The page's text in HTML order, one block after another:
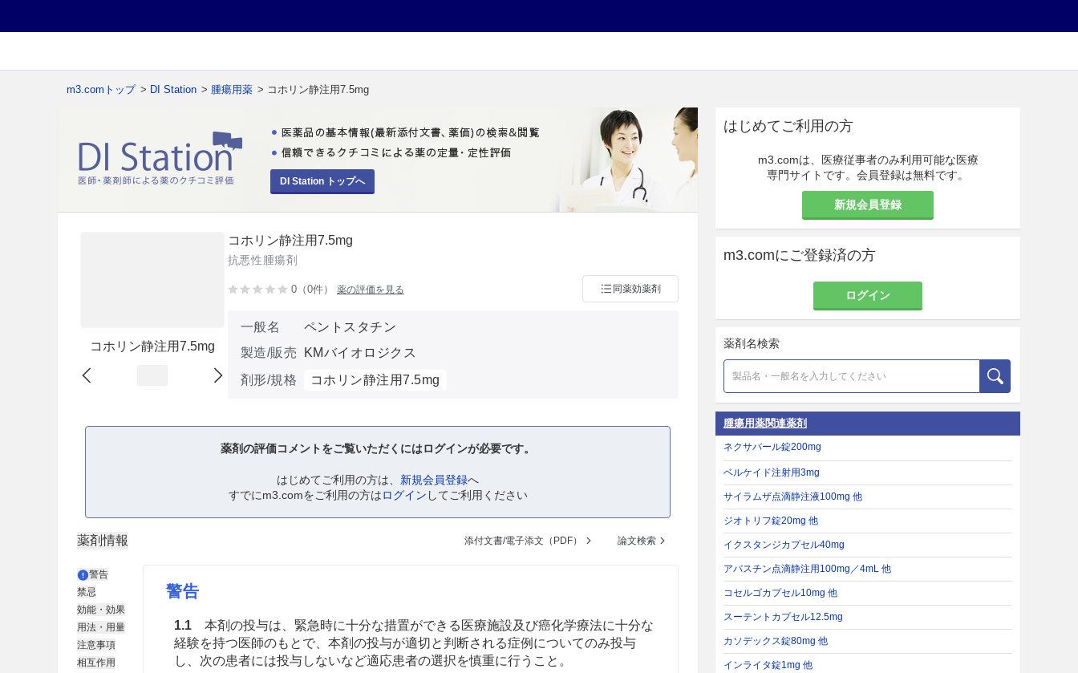
m3.comトップ > DI Station > 腫瘍用薬 > コホリン静注用7.5mg
DI Station トップへ
コホリン静注用7.5mg
コホリン静注用7.5mg
抗悪性腫瘍剤
0（0件） 薬の評価を見る 同薬効薬剤
一般名
ペントスタチン
製造/販売
KMバイオロジクス
剤形/規格
コホリン静注用7.5mg
薬剤の評価コメントをご覧いただくにはログインが必要です。
はじめてご利用の方は、 新規会員登録へ
すでにm3.comをご利用の方はログイン してご利用ください
薬剤情報 添付文書/電子添文（PDF） 論文検索
警告
禁忌
効能・効果
用法・用量
注意事項
相互作用
警告
1.1本剤の投与は、緊急時に十分な措置ができる医療施設及び癌化学療法に十分な
経験を持つ医師のもとで、本剤の投与が適切と判断される症例についてのみ投与
し、次の患者には投与しないなど適応患者の選択を慎重に行うこと。
はじめてご利用の方
m3.comは、医療従事者のみ利用可能な医療
専門サイトです。会員登録は無料です。
新規会員登録
m3.comにご登録済の方
ログイン
薬剤名検索
腫瘍用薬関連薬剤
ネクサバール錠200mg
ベルケイド注射用3mg
サイラムザ点滴静注液100mg 他
ジオトリフ錠20mg 他
イクスタンジカプセル40mg
アバスチン点滴静注用100mg／4mL 他
コセルゴカプセル10mg 他
スーテントカプセル12.5mg
カソデックス錠80mg 他
インライタ錠1mg 他